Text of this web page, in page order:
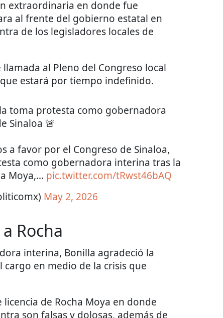
extraordinaria en donde fue
al frente del gobierno estatal en
de los legisladores locales de
al Pleno del Congreso local
estará por tiempo indefinido.
toma protesta como gobernadora
Sinaloa 🚨
a favor por el Congreso de Sinaloa,
como gobernadora interina tras la
Moya,… pic.twitter.com/tRwst46bAQ
May 2, 2026
Rocha
interina, Bonilla agradeció la
en medio de la crisis que
de Rocha Moya en donde
son falsas y dolosas, además de